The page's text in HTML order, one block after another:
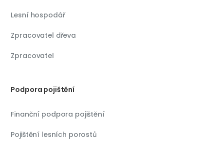
Lesní hospodář
Zpracovatel dřeva
Zpracovatel
Podpora pojištění
Finanční podpora pojištění
Pojištění lesních porostů